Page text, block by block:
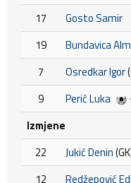
17
Gosto Samir
19
Bundavica
7 Osredkar Igor
9 Perić Luka
Izmjene
22
Jukić Denin
12
Redžepović